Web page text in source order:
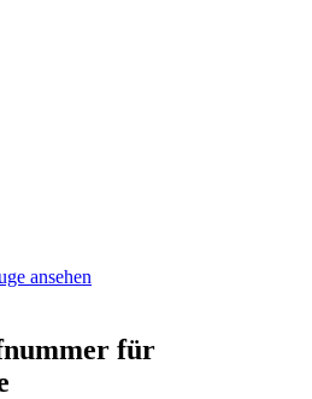
ansehen
für